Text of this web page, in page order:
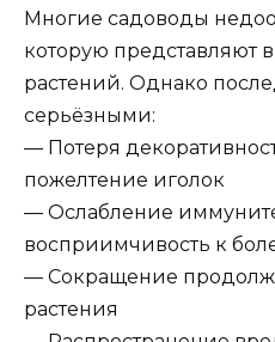
Многие садоводы
которую представляют
растений. Однако
серьёзными:
— Потеря
пожелтение иголок
— Ослабление
восприимчивость к
— Сокращение
растения